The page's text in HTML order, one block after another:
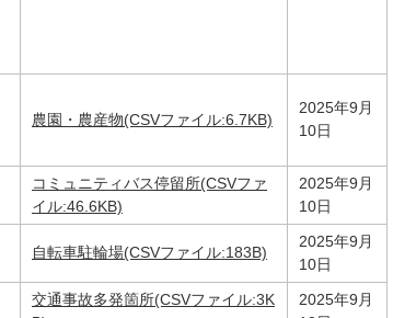
農園・農産物(CSVファイル:6.7KB)
2025年9月
10日
コミュニティバス停留所(CSVファ
イル:46.6KB)
2025年9月
10日
自転車駐輪場(CSVファイル:183B)
2025年9月
10日
交通事故多発箇所(CSVファイル:3K
2025年9月